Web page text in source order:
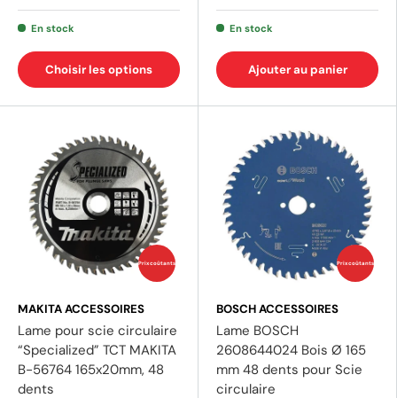
(8
En stock
Choisir les options
En stock
Ajouter au panier
Prix coûtants
MAKITA ACCESSOIRES
Lame pour scie circulaire
“Specialized” TCT MAKITA
B-56764 165x20mm, 48
dents
Prix coûtants
BOSCH ACCESSOIRES
Lame BOSCH
2608644024 Bois Ø 165
mm 48 dents pour Scie
circulaire